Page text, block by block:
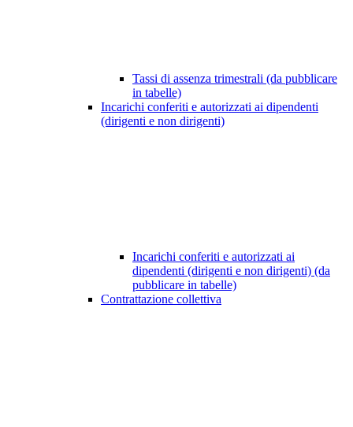
Tassi di assenza trimestrali (da pubblicare
in tabelle)
Incarichi conferiti e autorizzati ai dipendenti
(dirigenti e non dirigenti)
Incarichi conferiti e autorizzati ai
dipendenti (dirigenti e non dirigenti) (da
pubblicare in tabelle)
Contrattazione collettiva